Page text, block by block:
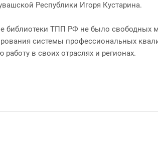
Республики Игоря Кустарина.
библиотеки ТПП РФ не было свободных
системы профессиональных
в своих отраслях и регионах.